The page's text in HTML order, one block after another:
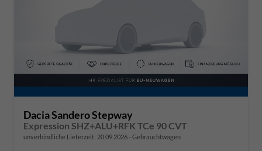
Dacia Sandero Stepway
Expression SHZ+ALU+RFK TCe 90 CVT
unverbindliche Lieferzeit: 20.09.2026 Gebrauchtwagen